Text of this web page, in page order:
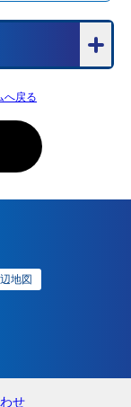
へ戻る
地図
せ